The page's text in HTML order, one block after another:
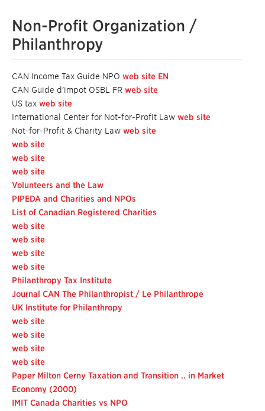
Non-Profit Organization /
Philanthropy
CAN Income Tax Guide NPO web site EN
CAN Guide d’impot OSBL FR web site
US tax web site
International Center for Not-for-Profit Law web site
Not-for-Profit & Charity Law web site
web site
web site
web site
Volunteers and the Law
PIPEDA and Charities and NPOs
List of Canadian Registered Charities
web site
web site
web site
web site
Philanthropy Tax Institute
Journal CAN The Philanthropist / Le Philanthrope
UK Institute for Philanthropy
web site
web site
web site
web site
Paper Milton Cerny Taxation and Transition .. in Market
Economy (2000)
IMIT Canada Charities vs NPO